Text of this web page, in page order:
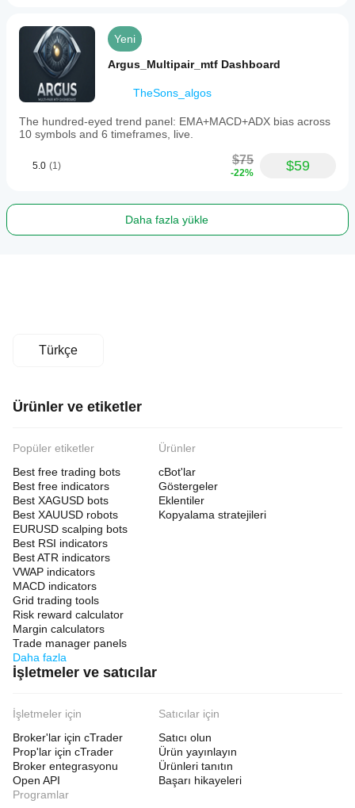
Yeni
Argus_Multipair_mtf Dashboard
TheSons_algos
The hundred-eyed trend panel: EMA+MACD+ADX bias across
10 symbols and 6 timeframes, live.
5.0 (1) $75
-22% $59
Daha fazla yükle
Türkçe
Ürünler ve etiketler
Popüler etiketler
Best free trading bots
Best free indicators
Best XAGUSD bots
Best XAUUSD robots
EURUSD scalping bots
Best RSI indicators
Best ATR indicators
VWAP indicators
MACD indicators
Grid trading tools
Risk reward calculator
Margin calculators
Trade manager panels
Daha fazla
Ürünler
cBot'lar
Göstergeler
Eklentiler
Kopyalama stratejileri
İşletmeler ve satıcılar
İşletmeler için
Broker'lar için cTrader
Prop'lar için cTrader
Broker entegrasyonu
Open API
Satıcılar için
Satıcı olun
Ürün yayınlayın
Ürünleri tanıtın
Başarı hikayeleri
Programlar